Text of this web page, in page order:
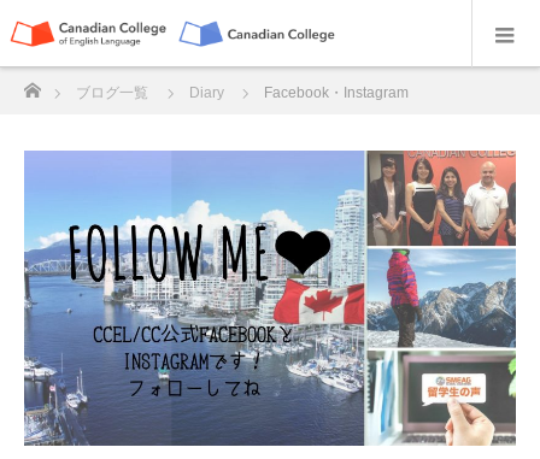
ブログ一覧 Diary Facebook・Instagram